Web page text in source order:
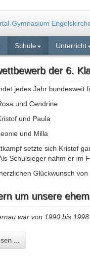
Schule Unterricht
der 6.
jedes Jahr bundesweit
und Cendrine
und Paula
und Milla
setzte sich Kristof
Schulsieger nahm er im
Glückwunsch
um unsere
war von 1990 bis
...